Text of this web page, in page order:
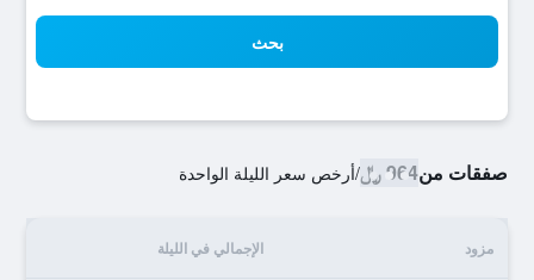
بحث
صفقات من964 ﷼ /أرخص سعر الليلة الواحدة
مزود الإجمالي في الليلة